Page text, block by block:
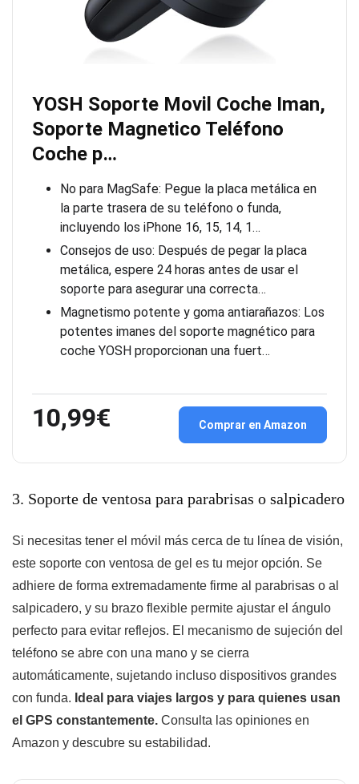
YOSH Soporte Movil Coche Iman,
Soporte Magnetico Teléfono
Coche p…
No para MagSafe: Pegue la placa metálica en
la parte trasera de su teléfono o funda,
incluyendo los iPhone 16, 15, 14, 1…
Consejos de uso: Después de pegar la placa
metálica, espere 24 horas antes de usar el
soporte para asegurar una correcta…
Magnetismo potente y goma antiarañazos: Los
potentes imanes del soporte magnético para
coche YOSH proporcionan una fuert…
10,99€ Comprar en Amazon
3. Soporte de ventosa para parabrisas o salpicadero
Si necesitas tener el móvil más cerca de tu línea de visión,
este soporte con ventosa de gel es tu mejor opción. Se
adhiere de forma extremadamente firme al parabrisas o al
salpicadero, y su brazo flexible permite ajustar el ángulo
perfecto para evitar reflejos. El mecanismo de sujeción del
teléfono se abre con una mano y se cierra
automáticamente, sujetando incluso dispositivos grandes
con funda. Ideal para viajes largos y para quienes usan
el GPS constantemente. Consulta las opiniones en
Amazon y descubre su estabilidad.